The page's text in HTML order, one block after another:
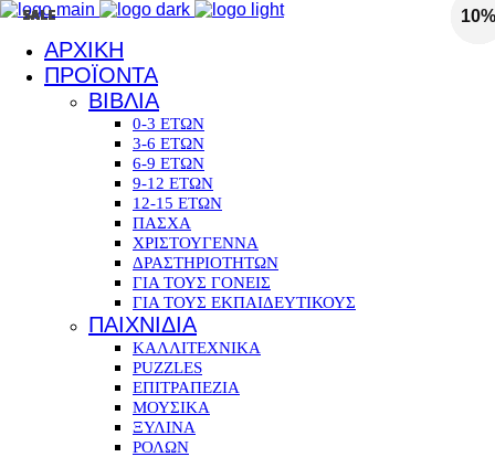
ΑΡΧΙΚΗ
ΠΡΟΪΟΝΤΑ
ΒΙΒΛΙΑ
0-3 ΕΤΩΝ
3-6 ΕΤΩΝ
6-9 ΕΤΩΝ
9-12 ΕΤΩΝ
12-15 ΕΤΩΝ
ΠΑΣΧΑ
ΧΡΙΣΤΟΥΓΕΝΝΑ
ΔΡΑΣΤΗΡΙΟΤΗΤΩΝ
ΓΙΑ ΤΟΥΣ ΓΟΝΕΙΣ
ΓΙΑ ΤΟΥΣ ΕΚΠΑΙΔΕΥΤΙΚΟΥΣ
ΠΑΙΧΝΙΔΙΑ
ΚΑΛΛΙΤΕΧΝΙΚΑ
PUZZLES
ΕΠΙΤΡΑΠΕΖΙΑ
ΜΟΥΣΙΚΑ
ΞΥΛΙΝΑ
ΡΟΛΩΝ
SALE
SALE 10%
SALE 10%
SALE 10%
SALE 10%
SALE 10%
SALE 10%
SALE 10%
SALE 10%